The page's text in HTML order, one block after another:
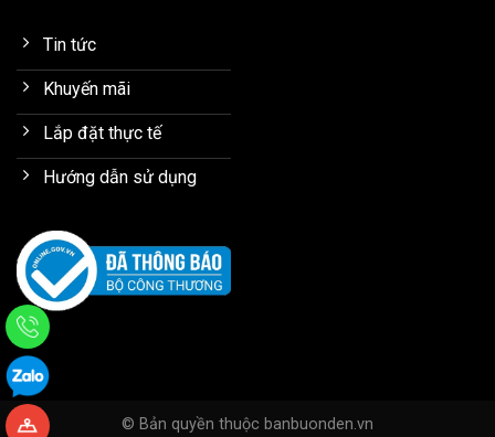
Tin tức
Khuyến mãi
Lắp đặt thực tế
Hướng dẫn sử dụng
© Bản quyền thuộc banbuonden.vn